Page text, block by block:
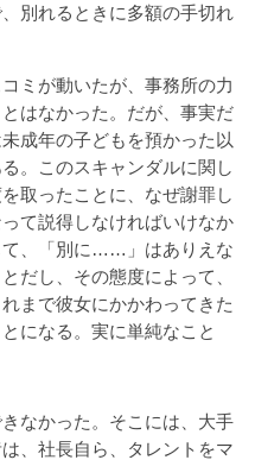
別れるときに多額の手切れ
ミが動いたが、事務所の力
はなかった。だが、事実だ
成年の子どもを預かった以
。このスキャンダルに関し
取ったことに、なぜ謝罪し
て説得しなければいけなか
て、「別に……」はありえな
だし、その態度によって、
まで彼女にかかわってきた
になる。実に単純なこと
なかった。そこには、大手
、社長自ら、タレントをマ